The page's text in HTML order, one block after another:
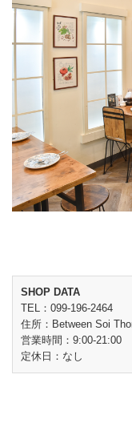
SHOP DATA
TEL：099-196-2464
住所：Between Soi
営業時間：9:00-21:00
定休日：なし